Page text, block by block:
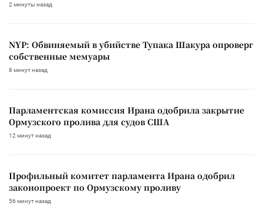
2 минуты назад
NYP: Обвиняемый в убийстве Тупака Шакура опроверг
собственные мемуары
8 минут назад
Парламентская комиссия Ирана одобрила закрытие
Ормузского пролива для судов США
12 минут назад
Профильный комитет парламента Ирана одобрил
законопроект по Ормузскому проливу
56 минут назад